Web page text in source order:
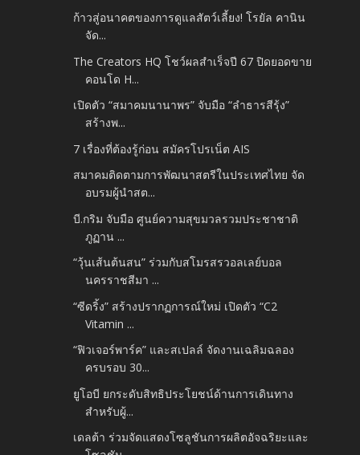
ก้าวสู่อนาคตของการดูแลสัตว์เลี้ยง! โรยัล คานิน
จัด...
The Creators HQ โชว์ผลสำเร็จปี 67 ปิดยอดขาย
คอนโด H...
เปิดตัว “สมาคมนานาพร” จับมือ “ลำธารสีรุ้ง”
สร้างพ...
7 เรื่องที่ต้องรู้ก่อน สมัครโปรเน็ต AIS
สมาคมติดตามการพัฒนาสตรีในประเทศไทย จัด
อบรมผู้นำสต...
บี.กริม จับมือ ศูนย์ความสุขมวลรวมประชาชาติ
ภูฏาน ...
“วุ้นเส้นต้นสน” ร่วมกับสโมรสรวอลเลย์บอล
นครราชสีมา ...
“ซีดริ้ง” สร้างปรากฏการณ์ใหม่ เปิดตัว “C2
Vitamin ...
“ฟิวเจอร์พาร์ค” และสเปลล์ จัดงานเฉลิมฉลอง
ครบรอบ 30...
ยูโอบี ยกระดับสิทธิประโยชน์ด้านการเดินทาง
สำหรับผู้...
เดลต้า ร่วมจัดแสดงโซลูชันการผลิตอัจฉริยะและ